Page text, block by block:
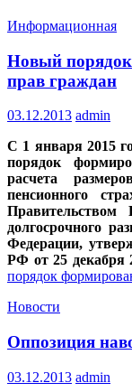
Информационная
Новый
прав граждан
03.12.2013 admin
С 1 января 2015
порядок
расчета
пенсионного
долгосрочного
Федерации,
РФ от 25 декабря
порядок
Новости
Оппозиция
03.12.2013 admin